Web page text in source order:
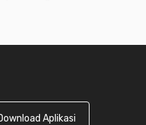
Aplikasi